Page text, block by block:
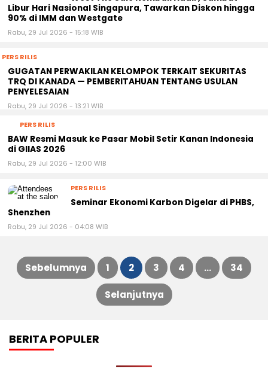
Libur Hari Nasional Singapura, Tawarkan Diskon hingga
90% di IMM dan Westgate
Rabu, 29 Jul 2026 - 15:18 WIB
PERS RILIS
GUGATAN PERWAKILAN KELOMPOK TERKAIT SEKURITAS
TRQ DI KANADA — PEMBERITAHUAN TENTANG USULAN
PENYELESAIAN
Rabu, 29 Jul 2026 - 13:21 WIB
PERS RILIS
BAW Resmi Masuk ke Pasar Mobil Setir Kanan Indonesia
di GIIAS 2026
Rabu, 29 Jul 2026 - 12:00 WIB
PERS RILIS
Seminar Ekonomi Karbon Digelar di PHBS,
Shenzhen
Rabu, 29 Jul 2026 - 04:08 WIB
Paginasi
Sebelumnya 1 2 3 4 … 34
Selanjutnya
BERITA POPULER